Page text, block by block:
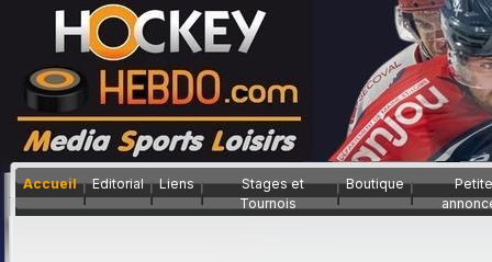
Accueil Editorial Liens
Stages et
Tournois
Boutique